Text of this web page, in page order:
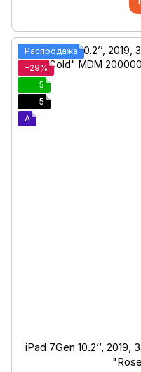
Распродажа
−29%
5
5
A
iPad 7Gen 10.2’’,